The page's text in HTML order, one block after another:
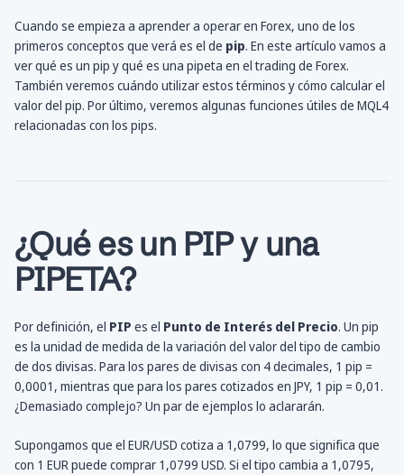
Cuando se empieza a aprender a operar en Forex, uno de los
primeros conceptos que verá es el de pip. En este artículo vamos a
ver qué es un pip y qué es una pipeta en el trading de Forex.
También veremos cuándo utilizar estos términos y cómo calcular el
valor del pip. Por último, veremos algunas funciones útiles de MQL4
relacionadas con los pips.
¿Qué es un PIP y una
PIPETA?
Por definición, el PIP es el Punto de Interés del Precio. Un pip
es la unidad de medida de la variación del valor del tipo de cambio
de dos divisas. Para los pares de divisas con 4 decimales, 1 pip =
0,0001, mientras que para los pares cotizados en JPY, 1 pip = 0,01.
¿Demasiado complejo? Un par de ejemplos lo aclararán.
Supongamos que el EUR/USD cotiza a 1,0799, lo que significa que
con 1 EUR puede comprar 1,0799 USD. Si el tipo cambia a 1,0795,